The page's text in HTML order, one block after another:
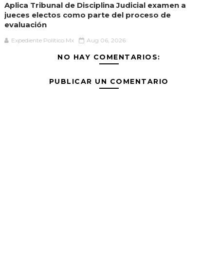
Aplica Tribunal de Disciplina Judicial examen a
jueces electos como parte del proceso de
evaluación
Expediente Político.Mx Aug 06, 2026
NO HAY COMENTARIOS:
PUBLICAR UN COMENTARIO